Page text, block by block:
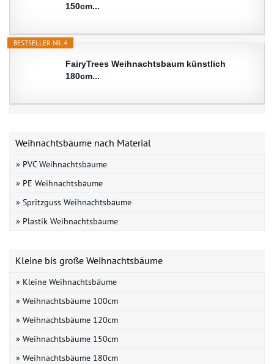
150cm...
BESTSELLER NR. 4
FairyTrees Weihnachtsbaum künstlich
180cm...
Weihnachtsbäume nach Material
» PVC Weihnachtsbäume
» PE Weihnachtsbäume
» Spritzguss Weihnachtsbäume
» Plastik Weihnachtsbäume
Kleine bis große Weihnachtsbäume
» Kleine Weihnachtsbäume
» Weihnachtsbäume 100cm
» Weihnachtsbäume 120cm
» Weihnachtsbäume 150cm
» Weihnachtsbäume 180cm